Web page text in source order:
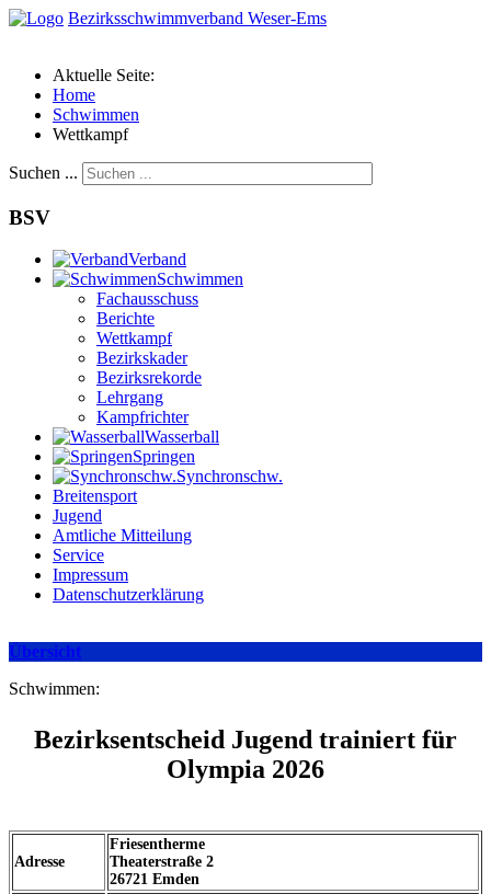
Bezirksschwimmverband Weser-Ems
Aktuelle Seite:
Home
Schwimmen
Wettkampf
Suchen ...
BSV
Verband
Schwimmen
Fachausschuss
Berichte
Wettkampf
Bezirkskader
Bezirksrekorde
Lehrgang
Kampfrichter
Wasserball
Springen
Synchronschw.
Breitensport
Jugend
Amtliche Mitteilung
Service
Impressum
Datenschutzerklärung
Übersicht
Schwimmen:
Bezirksentscheid Jugend trainiert für
Olympia 2026
Adresse
Friesentherme
Theaterstraße 2
26721 Emden